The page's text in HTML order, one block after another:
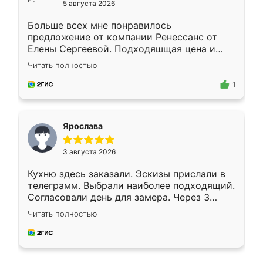
5 августа 2026
Больше всех мне понравилось
предложение от компании Ренессанс от
Елены Сергеевой. Подходяшщая цена и
короткие сроки изготовления. Приехавший
для замера сотрудник Владислав
предложил по моему эскизу самый
Читать полностью
1
Ярослава
3 августа 2026
Кухню здесь заказали. Эскизы прислали в
телеграмм. Выбрали наиболее подходящий.
Согласовали день для замера. Через 3
недели кухня была уже готова. Остались
довольны работой. Спасибо Ренессанс
мебель за качественную работу!
Читать полностью